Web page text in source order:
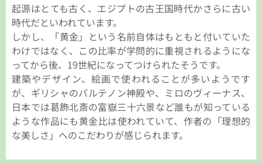
起源はとても古く、エジプトの古王国時代かさらに古い
時代だといわれています。
しかし、「黄金」という名前自体はもともと付いていた
わけではなく、この比率が学問的に重視されるようにな
ってから後、19世紀になってつけられたそうです。
建築やデザイン、絵画で使われることが多いようです
が、ギリシャのパルテノン神殿や、ミロのヴィーナス、
日本では葛飾北斎の富嶽三十六景など誰もが知っている
ような作品にも黄金比は使われていて、作者の「理想的
な美しさ」へのこだわりが感じられます。